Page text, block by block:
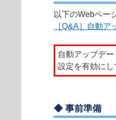
以下のWebペー
［Q&A］自動ア
自動アップデ
設定を有効にし
◆ 事前準備